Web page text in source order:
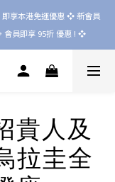
享本港免運優惠 ❖ 新會員
會員即享 95折 優惠 ! ❖
貴人及
拉圭全